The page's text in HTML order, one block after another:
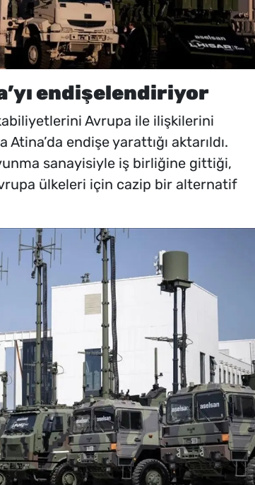
endişelendiriyor
Avrupa ile ilişkilerini
endişe yarattığı aktarıldı.
sanayisiyle iş birliğine gittiği,
ülkeleri için cazip bir alternatif